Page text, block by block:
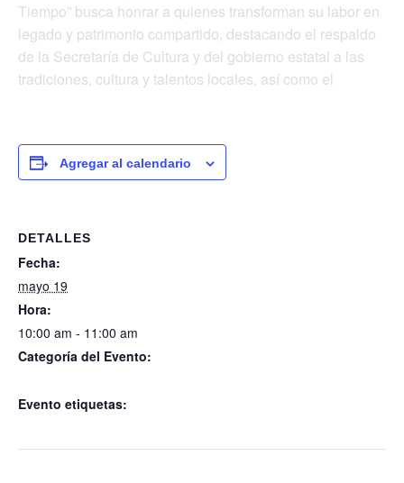
Tiempo” busca honrar a quienes transforman su labor en
legado y patrimonio compartido, destacando el respaldo
de la Secretaría de Cultura y del gobierno estatal a las
tradiciones, cultura y talentos locales, así como el
Agregar al calendario
DETALLES
Fecha:
mayo 19
Hora:
10:00 am - 11:00 am
Categoría del Evento:
Evento etiquetas: